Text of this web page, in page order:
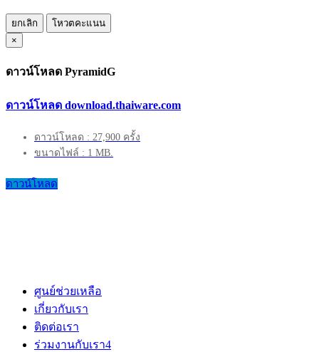
ยกเลิก
โหวตคะแนน
×
ดาวน์โหลด PyramidG
ดาวน์โหลด download.thaiware.com
ดาวน์โหลด : 27,900 ครั้ง
ขนาดไฟล์ : 1 MB.
ดาวน์โหลด
ศูนย์ช่วยเหลือ
เกี่ยวกับเรา
ติดต่อเรา
ร่วมงานกับเรา4